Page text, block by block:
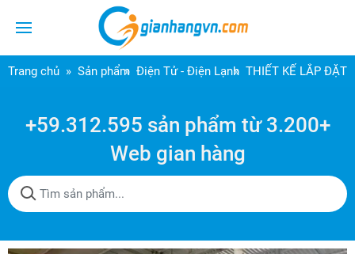
Trang chủ Sản phẩm Điện Tử - Điện Lạnh THIẾT KẾ LẮP ĐẶT
+59.312.595 sản phẩm từ 3.200+
Web gian hàng